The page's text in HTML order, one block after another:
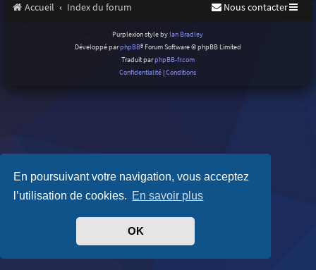
En poursuivant votre navigation, vous acceptez
l’utilisation de cookies. En savoir plus
OK
Accueil Index du forum Nous contacter
Purplexion style by Ian Bradley
Développé parphpBB® Forum Software © phpBB Limited
Traduit parphpBB-fr.com
Confidentialité |Conditions